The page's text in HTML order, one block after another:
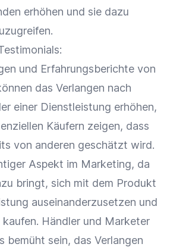
erhöhen und sie dazu
und Erfahrungsberichte von
das Verlangen nach
einer Dienstleistung erhöhen,
Käufern zeigen, dass
von anderen geschätzt wird.
Aspekt im Marketing, da
bringt, sich mit dem Produkt
auseinanderzusetzen und
Händler und Marketer
bemüht sein, das Verlangen